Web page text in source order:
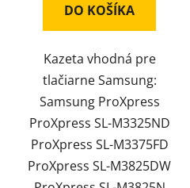
DO KOŠÍKA
Kazeta vhodná pre
tlačiarne Samsung:
Samsung ProXpress
ProXpress SL-M3325ND
ProXpress SL-M3375FD
ProXpress SL-M3825DW